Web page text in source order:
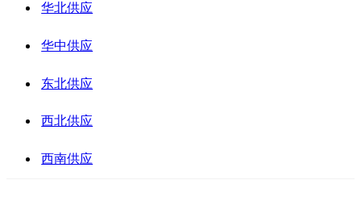
华北供应
华中供应
东北供应
西北供应
西南供应